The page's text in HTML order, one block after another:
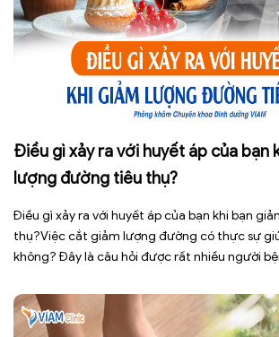
Điều gì xảy ra với huyết áp của bạn
lượng đường tiêu thụ?
Điều gì xảy ra với huyết áp của bạn khi bạn
thụ?Việc cắt giảm lượng đường có thực sự
không? Đây là câu hỏi được rất nhiều người
[…]